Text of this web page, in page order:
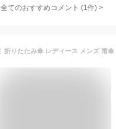
全てのおすすめコメント (1件) >